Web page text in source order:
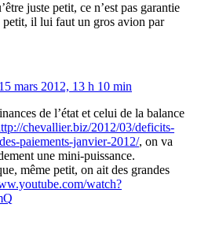
juste petit, ce n’est pas garantie
petit, il lui faut un gros avion par
15 mars 2012, 13 h 10 min
de l’état et celui de la balance
chevallier.biz/2012/03/deficits-
paiements-janvier-2012/, on va
une mini-puissance.
même petit, on ait des grandes
watch?